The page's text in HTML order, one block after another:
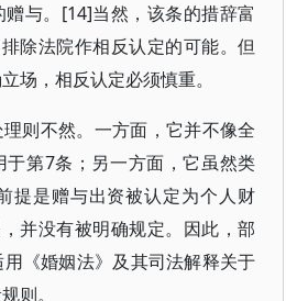
与。[14]当然，该条的措辞富
除法院作相反认定的可能。但
场，相反认定必须慎重。
则不然。一方面，它并不像全
于第7条；另一方面，它虽然类
提是赠与出资被认定为个人财
并没有被明确规定。因此，部
《婚姻法》及其司法解释关于
则。